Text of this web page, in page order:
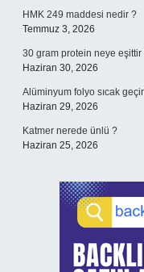
HMK 249 maddesi nedir ?
Temmuz 3, 2026
30 gram protein neye eşittir
Haziran 30, 2026
Alüminyum folyo sıcak
Haziran 29, 2026
Katmer nerede ünlü ?
Haziran 25, 2026